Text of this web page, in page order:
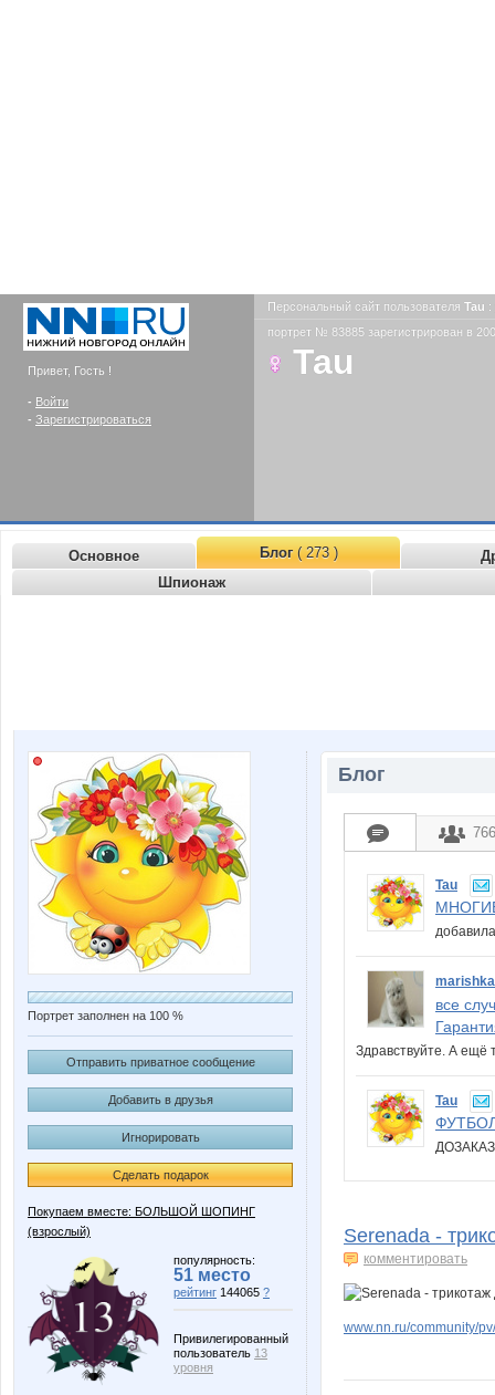
Привет, Гость !
- Войти
- Зарегистрироваться
Персональный сайт пользователя Tau :
портрет № 83885 зарегистрирован в
Tau
Основное Блог( 273 )
Шпионаж
Портрет заполнен на 100 %
Отправить приватное сообщение
Добавить в друзья
Игнорировать
Сделать подарок
Покупаем вместе: БОЛЬШОЙ ШОПИНГ
(взрослый)
популярность:
51 место
рейтинг 144065 ?
Привилегированный
пользователь 13
уровня
Блог
Tau
все
Здравствуйте. А ещё
Tau
Serenada -
комментировать
www.nn.ru/community/